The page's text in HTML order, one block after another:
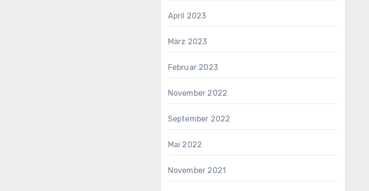
April 2023
März 2023
Februar 2023
November 2022
September 2022
Mai 2022
November 2021